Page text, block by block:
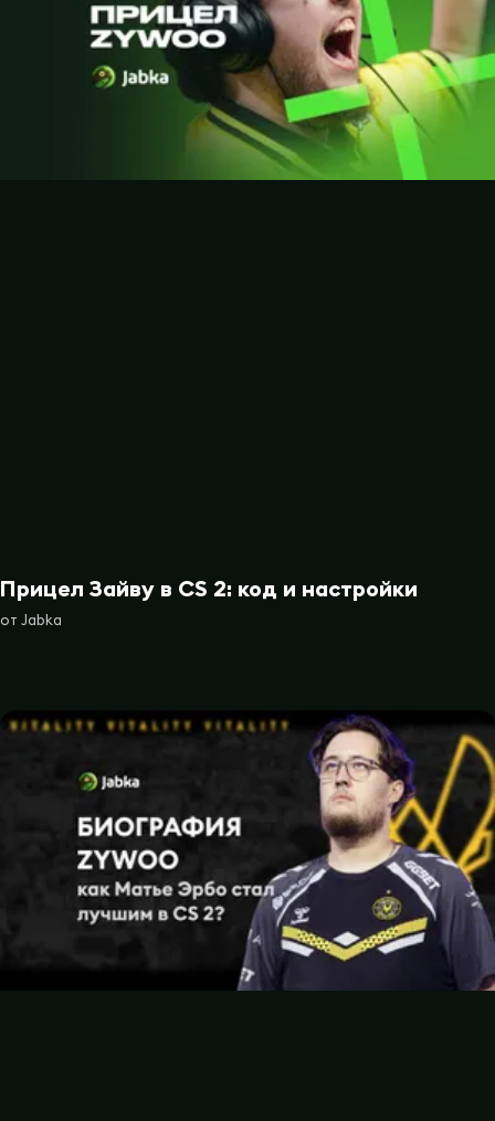
Прицел Зайву в CS 2: код и настройки
от Jabka